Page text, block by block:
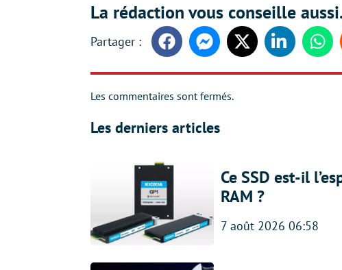
La rédaction vous conseille
FacebookMessengerTwitter Linkedin
Les commentaires sont fermés.
Les derniers articles
Ce SSD est-il
RAM ?
7 août 2026 06:58